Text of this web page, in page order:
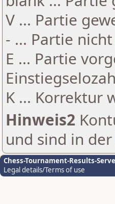
V ... Partie
- ... Partie
E ... Partie
K ... Korrektur
Hinweis2
und sind in
Chess-Tournament-Results-
Legal details/Terms of use